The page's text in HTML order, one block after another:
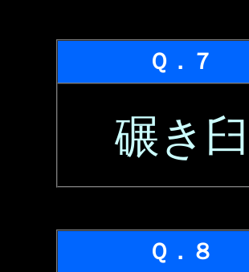
Ｑ．７
碾き臼
Ｑ．８